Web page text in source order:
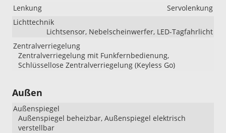
Lenkung
Servolenkung
Lichttechnik
Lichtsensor, Nebelscheinwerfer, LED-Tagfahrlicht
Zentralverriegelung
Zentralverriegelung mit Funkfernbedienung,
Schlüssellose Zentralverriegelung (Keyless Go)
Außen
Außenspiegel
Außenspiegel beheizbar, Außenspiegel elektrisch
verstellbar